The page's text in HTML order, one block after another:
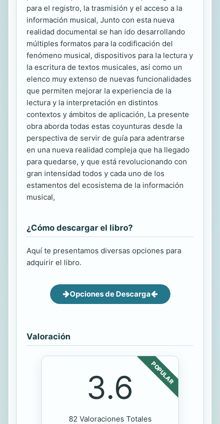
para el registro, la trasmisión y el acceso a la
información musical, Junto con esta nueva
realidad documental se han ido desarrollando
múltiples formatos para la codificación del
fenómeno musical, dispositivos para la lectura y
la escritura de textos musicales, así como un
elenco muy extenso de nuevas funcionalidades
que permiten mejorar la experiencia de la
lectura y la interpretación en distintos
contextos y ámbitos de aplicación, La presente
obra aborda todas estas coyunturas desde la
perspectiva de servir de guía para adentrarse
en una nueva realidad compleja que ha llegado
para quedarse, y que está revolucionando con
gran intensidad todos y cada uno de los
estamentos del ecosistema de la información
musical,
¿Cómo descargar el libro?
Aquí te presentamos diversas opciones para
adquirir el libro.
Opciones de Descarga
Valoración
POPULAR
3.6
82 Valoraciones Totales